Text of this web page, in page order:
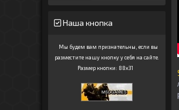
Наша кнопка
Мы будем вам признательны, если вы
разместите нашу кнопку у себя на сайте.
Размер кнопки: 88x31